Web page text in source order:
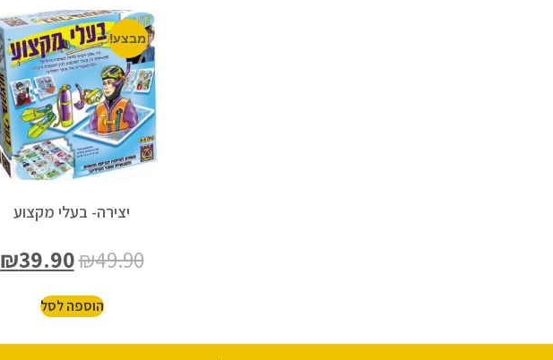
מבצע!
יצירה- בעלי מקצוע
₪49.90
₪39.90
הוספה לסל